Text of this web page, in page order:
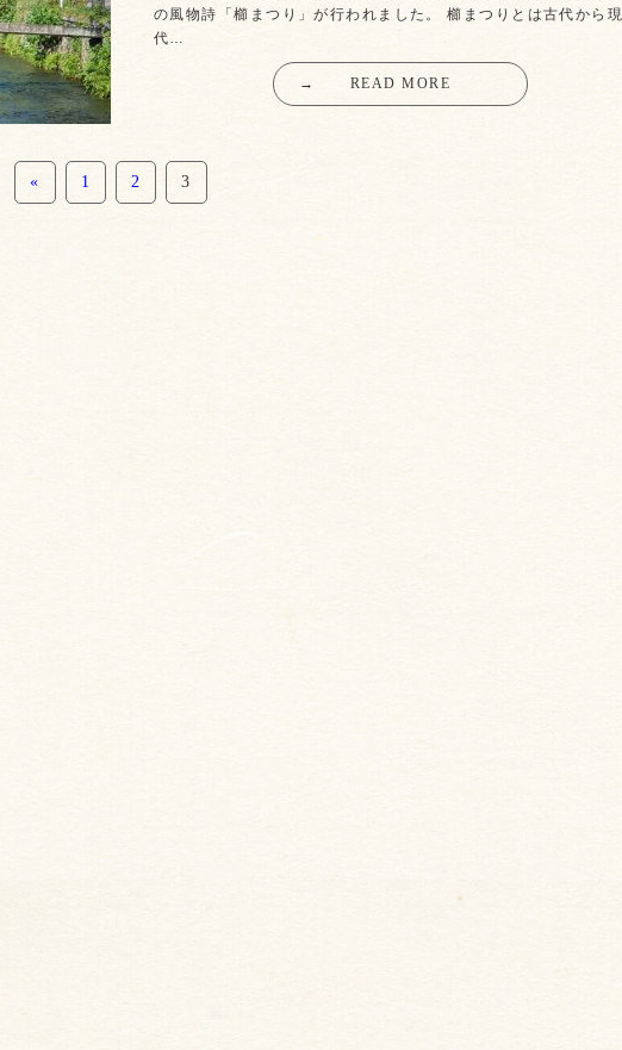
の風物詩「櫛まつり」が行われました。 櫛まつりとは古代から現
代…
→ READ MORE
« 1 2 3